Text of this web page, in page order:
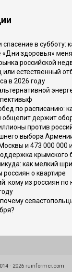
в субботу:
«Дни здоровья»
российской
естественный
в 2026 году
по расписанию:
общепит держит
против
выбора
и 473 000 000
крымского
как мелкий
о квартире
кому из россиян по
- 2026 ruinformer.com